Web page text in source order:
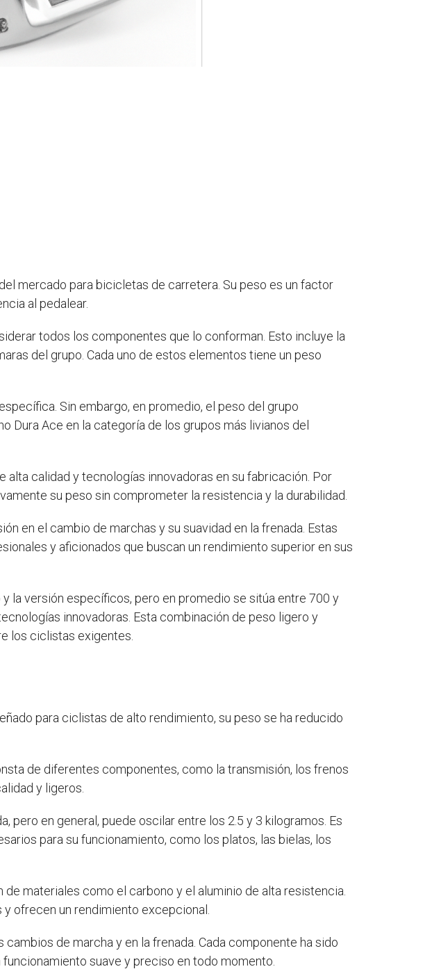
mercado para bicicletas de carretera. Su peso es un factor
al pedalear.
todos los componentes que lo conforman. Esto incluye la
del grupo. Cada uno de estos elementos tiene un peso
Sin embargo, en promedio, el peso del grupo
Dura Ace en la categoría de los grupos más livianos del
alta calidad y tecnologías innovadoras en su fabricación. Por
su peso sin comprometer la resistencia y la durabilidad.
en el cambio de marchas y su suavidad en la frenada. Estas
y aficionados que buscan un rendimiento superior en sus
la versión específicos, pero en promedio se sitúa entre 700 y
innovadoras. Esta combinación de peso ligero y
los ciclistas exigentes.
para ciclistas de alto rendimiento, su peso se ha reducido
de diferentes componentes, como la transmisión, los frenos
y ligeros.
pero en general, puede oscilar entre los 2.5 y 3 kilogramos. Es
para su funcionamiento, como los platos, las bielas, los
materiales como el carbono y el aluminio de alta resistencia.
ofrecen un rendimiento excepcional.
de marcha y en la frenada. Cada componente ha sido
suave y preciso en todo momento.